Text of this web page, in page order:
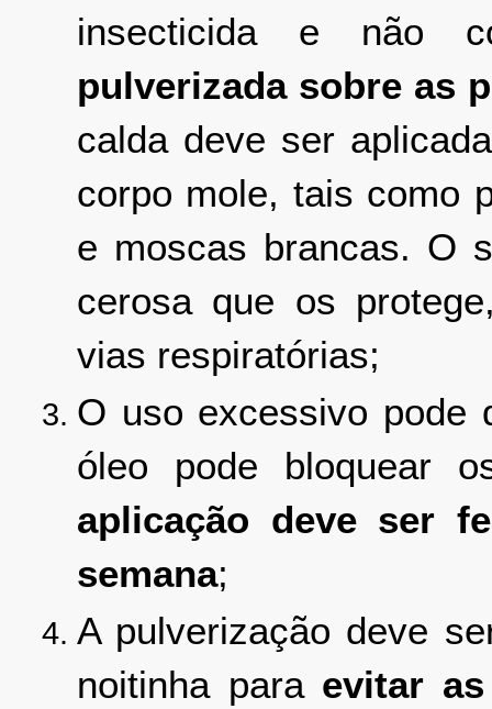
insecticida e não
pulverizada sobre as
calda deve ser
corpo mole, tais como
e moscas brancas. O
cerosa que os
vias respiratórias;
O uso excessivo pode
óleo pode bloquear
aplicação deve ser
semana;
A pulverização deve
noitinha para evitar